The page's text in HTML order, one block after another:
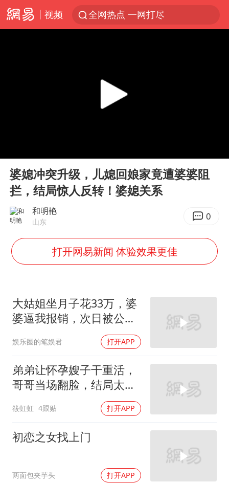
视频 全网热点 一网打尽
Play
婆媳冲突升级，儿媳回娘家竟遭婆婆阻
拦，结局惊人反转！婆媳关系
和明艳
山东 0
打开网易新闻 体验效果更佳
大姑姐坐月子花33万，婆
婆逼我报销，次日被公公
娱乐圈的笔娱君 打开APP
弟弟让怀孕嫂子干重活，
哥哥当场翻脸，结局太解
筱虹虹 4跟贴 打开APP
初恋之女找上门
两面包夹芋头 打开APP